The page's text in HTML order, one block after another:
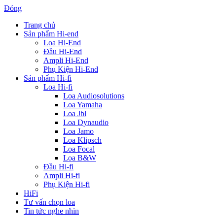
Đóng
Trang chủ
Sản phẩm Hi-end
Loa Hi-End
Đầu Hi-End
Ampli Hi-End
Phụ Kiện Hi-End
Sản phẩm Hi-fi
Loa Hi-fi
Loa Audiosolutions
Loa Yamaha
Loa Jbl
Loa Dynaudio
Loa Jamo
Loa Klipsch
Loa Focal
Loa B&W
Đầu Hi-fi
Ampli Hi-fi
Phụ Kiện Hi-fi
HiFi
Tư vấn chọn loa
Tin tức nghe nhìn